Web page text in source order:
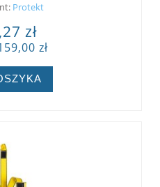
Protekt
zł
zł